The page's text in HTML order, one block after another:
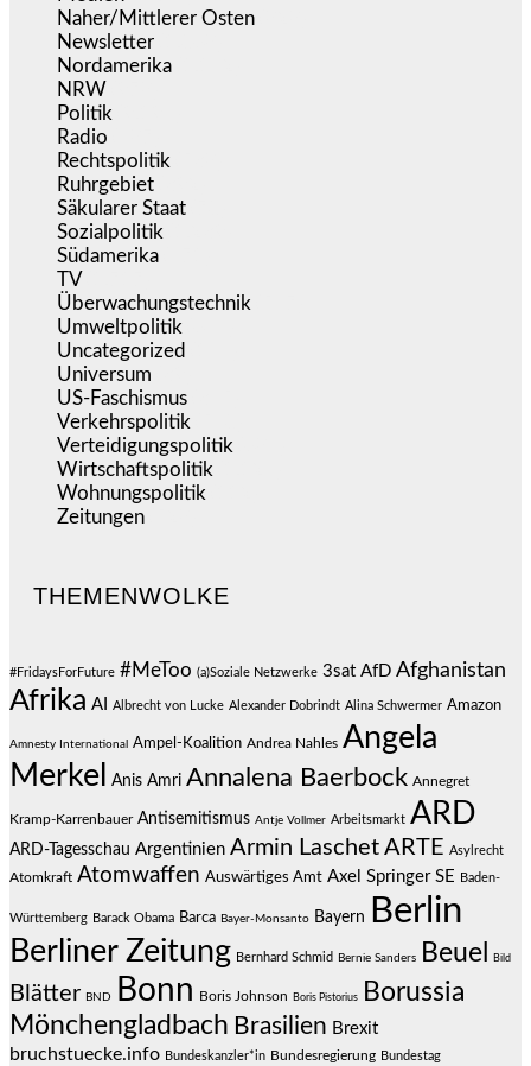
Naher/Mittlerer Osten
Newsletter
Nordamerika
NRW
Politik
Radio
Rechtspolitik
Ruhrgebiet
Säkularer Staat
Sozialpolitik
Südamerika
TV
Überwachungstechnik
Umweltpolitik
Uncategorized
Universum
US-Faschismus
Verkehrspolitik
Verteidigungspolitik
Wirtschaftspolitik
Wohnungspolitik
Zeitungen
THEMENWOLKE
#FridaysForFuture #MeToo (a)Soziale Netzwerke 3sat AfD Afghanistan
Afrika AI Albrecht von Lucke Alexander Dobrindt Alina Schwermer Amazon
Amnesty International Ampel-Koalition Andrea Nahles Angela
Merkel
Anis Amri Annalena Baerbock Annegret
Kramp-Karrenbauer Antisemitismus Antje Vollmer Arbeitsmarkt ARD
ARD-Tagesschau Argentinien Armin Laschet ARTE Asylrecht
Atomkraft Atomwaffen Auswärtiges Amt Axel Springer SE Baden-
Württemberg Barack Obama Barca Bayer-Monsanto Bayern Berlin
Berliner Zeitung Bernhard Schmid Bernie Sanders Beuel Bild
Blätter BND Bonn Boris Johnson Boris Pistorius
Borussia
Mönchengladbach Brasilien Brexit
bruchstuecke.info Bundeskanzler*in Bundesregierung Bundestag